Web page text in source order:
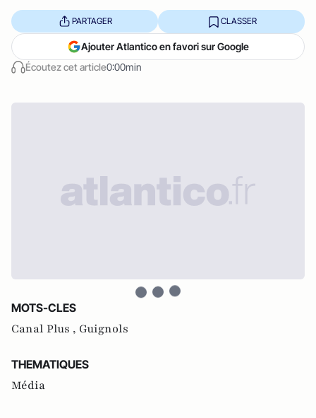
Écoutez cet article0:00min
PARTAGER CLASSER
Ajouter Atlantico en favori sur Google
MOTS-CLES
Canal Plus , Guignols
THEMATIQUES
Média